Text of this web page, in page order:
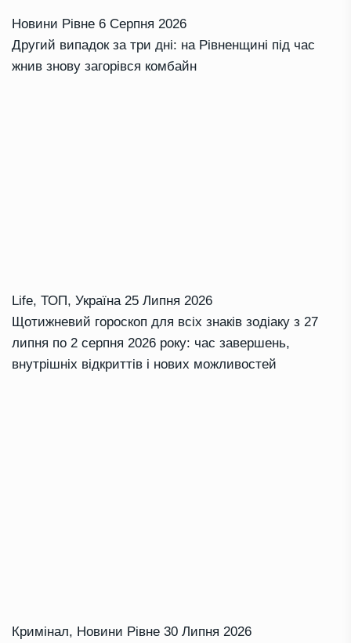
Новини Рівне 6 Серпня 2026
Другий випадок за три дні: на Рівненщині під час
жнив знову загорівся комбайн
Life, ТОП, Україна 25 Липня 2026
Щотижневий гороскоп для всіх знаків зодіаку з 27
липня по 2 серпня 2026 року: час завершень,
внутрішніх відкриттів і нових можливостей
Кримінал, Новини Рівне 30 Липня 2026